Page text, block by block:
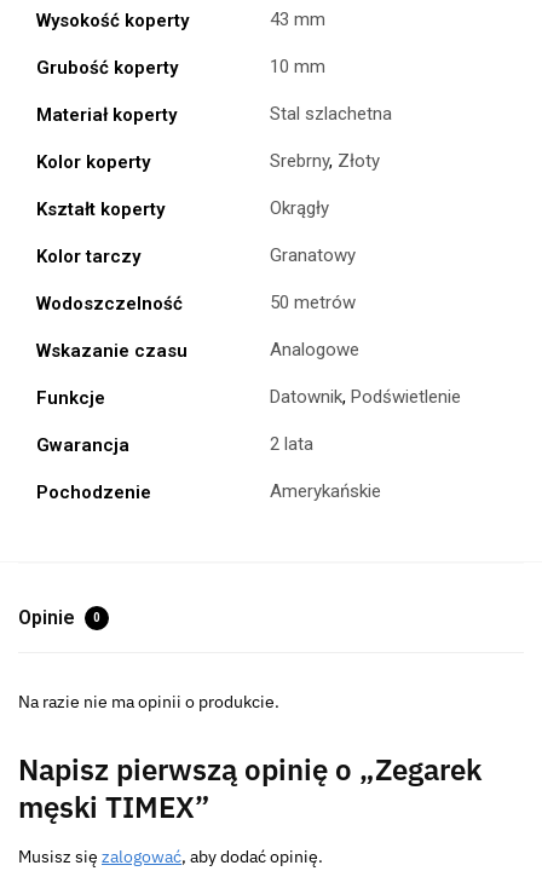
Wysokość koperty 43 mm
Grubość koperty 10 mm
Materiał koperty Stal szlachetna
Kolor koperty Srebrny, Złoty
Kształt koperty Okrągły
Kolor tarczy Granatowy
Wodoszczelność 50 metrów
Wskazanie czasu Analogowe
Funkcje Datownik, Podświetlenie
Gwarancja 2 lata
Pochodzenie Amerykańskie
Opinie 0
Na razie nie ma opinii o produkcie.
Napisz pierwszą opinię o „Zegarek
męski TIMEX”
Musisz się zalogować, aby dodać opinię.